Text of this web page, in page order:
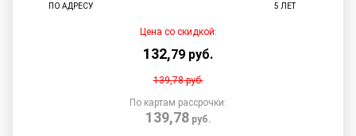
ПО АДРЕСУ
5 ЛЕТ
Цена со скидкой:
132,79 руб.
139,78руб.
По картам рассрочки:
139,78руб.